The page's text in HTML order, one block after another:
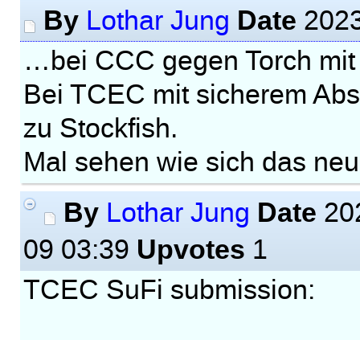
By Lothar Jung Date
…bei CCC gegen Torch
Bei TCEC mit sicherem
zu Stockfish.
Mal sehen wie sich das
By Lothar Jung Date
09 03:39 Upvotes 1
TCEC SuFi submission: